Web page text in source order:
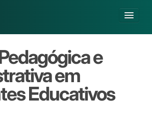
Já sou Aluno
Matricule-se
e
em
Educativos